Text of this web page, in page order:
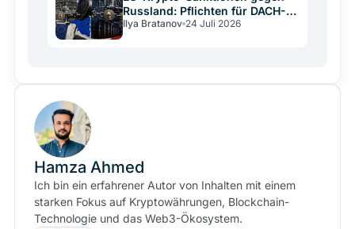
Russland: Pflichten für DACH-
Betreiber
Ilya Bratanov 24 Juli 2026
Hamza Ahmed
Ich bin ein erfahrener Autor von Inhalten mit einem
starken Fokus auf Kryptowährungen, Blockchain-
Technologie und das Web3-Ökosystem.